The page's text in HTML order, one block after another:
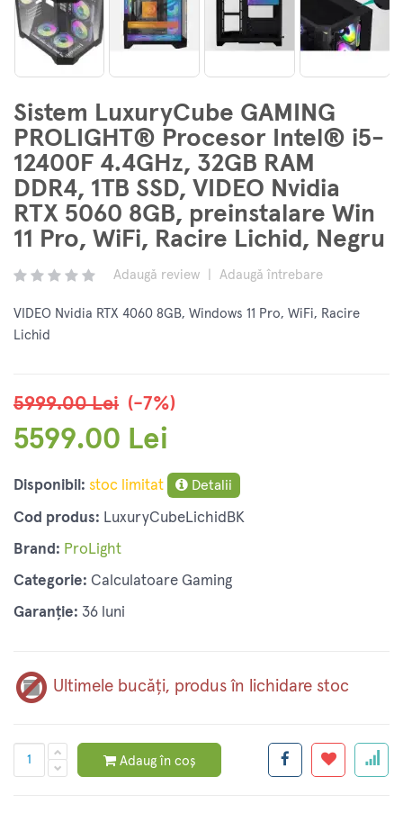
Sistem LuxuryCube GAMING
PROLIGHT® Procesor Intel® i5-
12400F 4.4GHz, 32GB RAM
DDR4, 1TB SSD, VIDEO Nvidia
RTX 5060 8GB, preinstalare Win
11 Pro, WiFi, Racire Lichid, Negru
Adaugă review Adaugă întrebare
VIDEO Nvidia RTX 4060 8GB, Windows 11 Pro, WiFi, Racire
Lichid
5999.00 Lei (-7%)
5599.00 Lei
Disponibil: stoc limitat Detalii
Cod produs: LuxuryCubeLichidBK
Brand: ProLight
Categorie: Calculatoare Gaming
Garanție: 36 luni
Ultimele bucăți, produs în lichidare stoc
Adaug în coș